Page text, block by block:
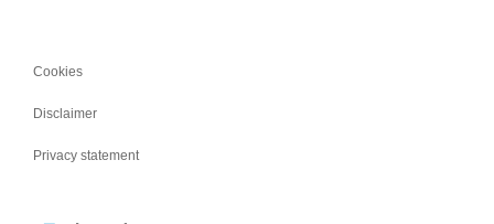
Cookies
Disclaimer
Privacy statement